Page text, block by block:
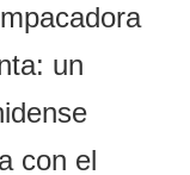
un
con el